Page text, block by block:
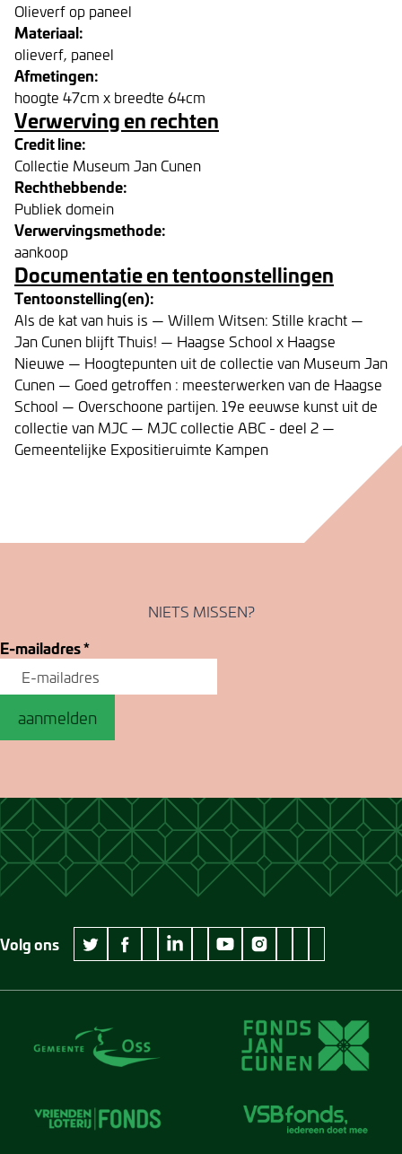
Olieverf op paneel
Materiaal:
olieverf, paneel
Afmetingen:
hoogte 47cm x breedte 64cm
Verwerving en rechten
Credit line:
Collectie Museum Jan Cunen
Rechthebbende:
Publiek domein
Verwervingsmethode:
aankoop
Documentatie en tentoonstellingen
Tentoonstelling(en):
Als de kat van huis is — Willem Witsen: Stille kracht —
Jan Cunen blijft Thuis! — Haagse School x Haagse
Nieuwe — Hoogtepunten uit de collectie van Museum Jan
Cunen — Goed getroffen : meesterwerken van de Haagse
School — Overschoone partijen. 19e eeuwse kunst uit de
collectie van MJC — MJC collectie ABC - deel 2 —
Gemeentelijke Expositieruimte Kampen
NIETS MISSEN?
E-mailadres*
aanmelden
Volg ons
twitter Museum Jan Cunen
facebook Museum Jan Cunen
wikipedia Museum Jan Cunen
linkedin Museum Jan Cunen
googleplus Museum Jan Cunen
youtube Museum Jan Cunen
instagram Museum